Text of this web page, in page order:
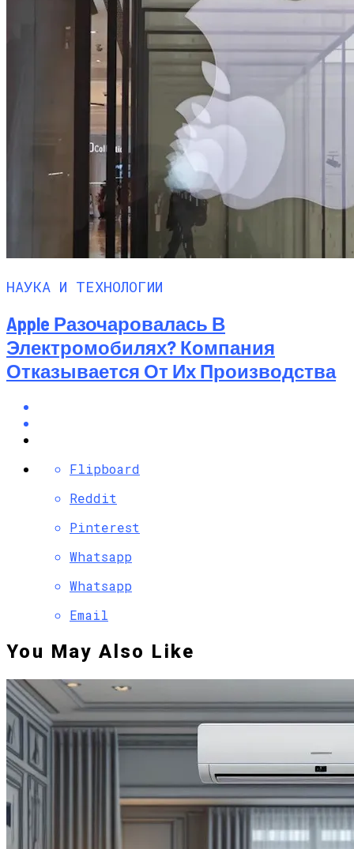
НАУКА И ТЕХНОЛОГИИ
Apple Разочаровалась В
Электромобилях? Компания
Отказывается От Их Производства
Flipboard
Reddit
Pinterest
Whatsapp
Whatsapp
Email
You May Also Like